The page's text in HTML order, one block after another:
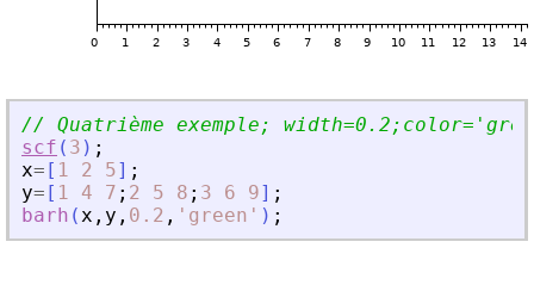
// Quatrième exemple; width=0.2;color= '
scf ( 3 ) ;
x= [ 1 2 5] ;
y= [ 1 4 7 ; 2 5 8 ; 3 6 9] ;
barh (x , y , 0.2 , ' green ' ) ;